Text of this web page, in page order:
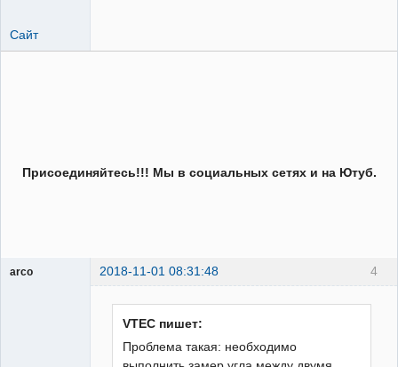
Сайт
Присоединяйтесь!!! Мы в социальных сетях и на Ютуб.
4
arco 2018-11-01 08:31:48
VTEC пишет:
Проблема такая: необходимо